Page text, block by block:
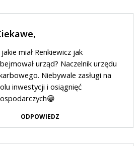
miał Renkiewicz jak
urząd? Naczelnik urzędu
Niebywale zasługi na
inwestycji i osiągnięć
ODPOWIEDZ